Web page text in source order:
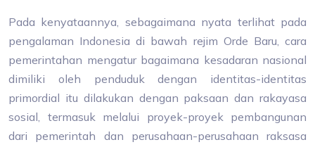
Pada kenyataannya, sebagaimana nyata terlihat pada
pengalaman Indonesia di bawah rejim Orde Baru, cara
pemerintahan mengatur bagaimana kesadaran nasional
dimiliki oleh penduduk dengan identitas-identitas
primordial itu dilakukan dengan paksaan dan rakayasa
sosial, termasuk melalui proyek-proyek pembangunan
dari pemerintah dan perusahaan-perusahaan raksasa